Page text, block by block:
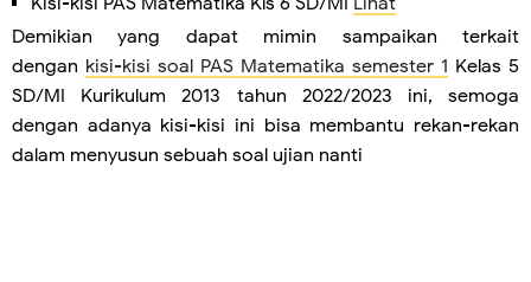
Demikian yang dapat mimin sampaikan terkait
dengan kisi-kisi soal PAS Matematika semester 1 Kelas 5
SD/MI Kurikulum 2013 tahun 2022/2023 ini, semoga
dengan adanya kisi-kisi ini bisa membantu rekan-rekan
dalam menyusun sebuah soal ujian nanti